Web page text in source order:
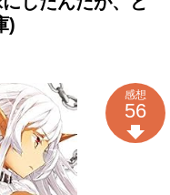
)
感想
56